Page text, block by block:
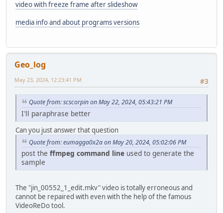
video with freeze frame after slideshow
media info and about programs versions
Geo_log
#3
May 23, 2024, 12:23:41 PM
Quote from: scscorpin on May 22, 2024, 05:43:21 PM
I'll paraphrase better
Can you just answer that question
Quote from: eumagga0x2a on May 20, 2024, 05:02:06 PM
post the ffmpeg command line used to generate the
sample
The "jin_00552_1_edit.mkv" video is totally erroneous and
cannot be repaired with even with the help of the famous
VideoReDo tool.